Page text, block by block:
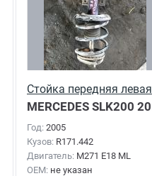
Стойка передняя левая
MERCEDES SLK200 2005г.
Год: 2005
Кузов: R171.442
Двигатель: M271 E18 ML
OEM: не указан